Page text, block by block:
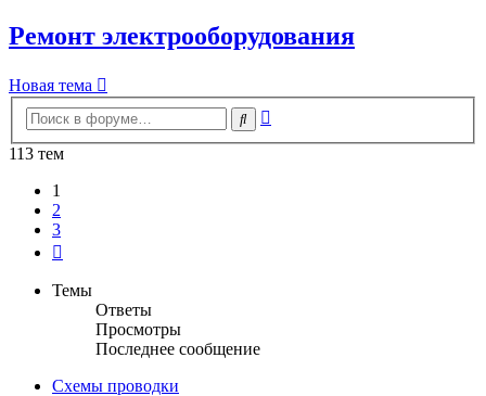
Ремонт электрооборудования
Новая тема
Поиск
113 тем
1
2
3
Темы
Ответы
Просмотры
Последнее сообщение
Схемы проводки